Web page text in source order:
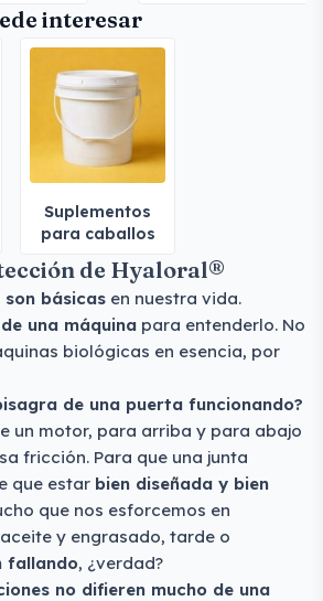
interesar
Suplementos
para caballos
de Hyaloral®
básicas en nuestra vida.
una máquina para entenderlo. No
biológicas en esencia, por
de una puerta funcionando?
un motor, para arriba y para abajo
fricción. Para que una junta
que estar bien diseñada y bien
que nos esforcemos en
y engrasado, tarde o
fallando, ¿verdad?
no difieren mucho de una